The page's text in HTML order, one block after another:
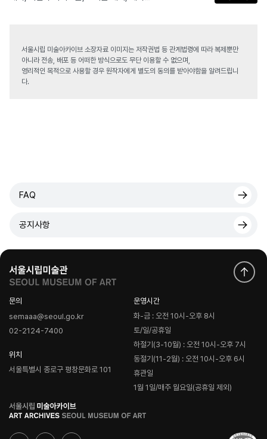
서울시립 미술아카이브 소장자료 이미지는 저작권법 등 관계법령에 따라 복제뿐만
아니라 전송, 배포 등 어떠한 방식으로도 무단 이용할 수 없으며,
영리적인 목적으로 사용할 경우 원작자에게 별도의 동의를 받아야함을 알려드립니
다.
FAQ
공지사항
문의
semaaa@seoul.go.kr
02-2124-7400
위치
서울특별시 종로구 평창문화로 101
운영시간
화-금 : 오전 10시-오후 8시
토/일/공휴일
하절기(3-10월) : 오전 10시-오후 7시
동절기(11-2월) : 오전 10시-오후 6시
휴관일
1월 1일/매주 월요일(공휴일 제외)
로
고